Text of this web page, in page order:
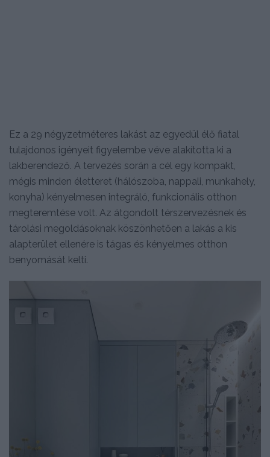
Ez a 29 négyzetméteres lakást az egyedül élő fiatal
tulajdonos igényeit figyelembe véve alakította ki a
lakberendező. A tervezés során a cél egy kompakt,
mégis minden életteret (hálószoba, nappali, munkahely,
konyha) kényelmesen integráló, funkcionális otthon
megteremtése volt. Az átgondolt térszervezésnek és
tárolási megoldásoknak köszönhetően a lakás a kis
alapterület ellenére is tágas és kényelmes otthon
benyomását kelti.